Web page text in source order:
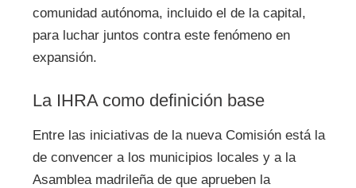
comunidad autónoma, incluido el de la capital,
para luchar juntos contra este fenómeno en
expansión.
La IHRA como definición base
Entre las iniciativas de la nueva Comisión está la
de convencer a los municipios locales y a la
Asamblea madrileña de que aprueben la